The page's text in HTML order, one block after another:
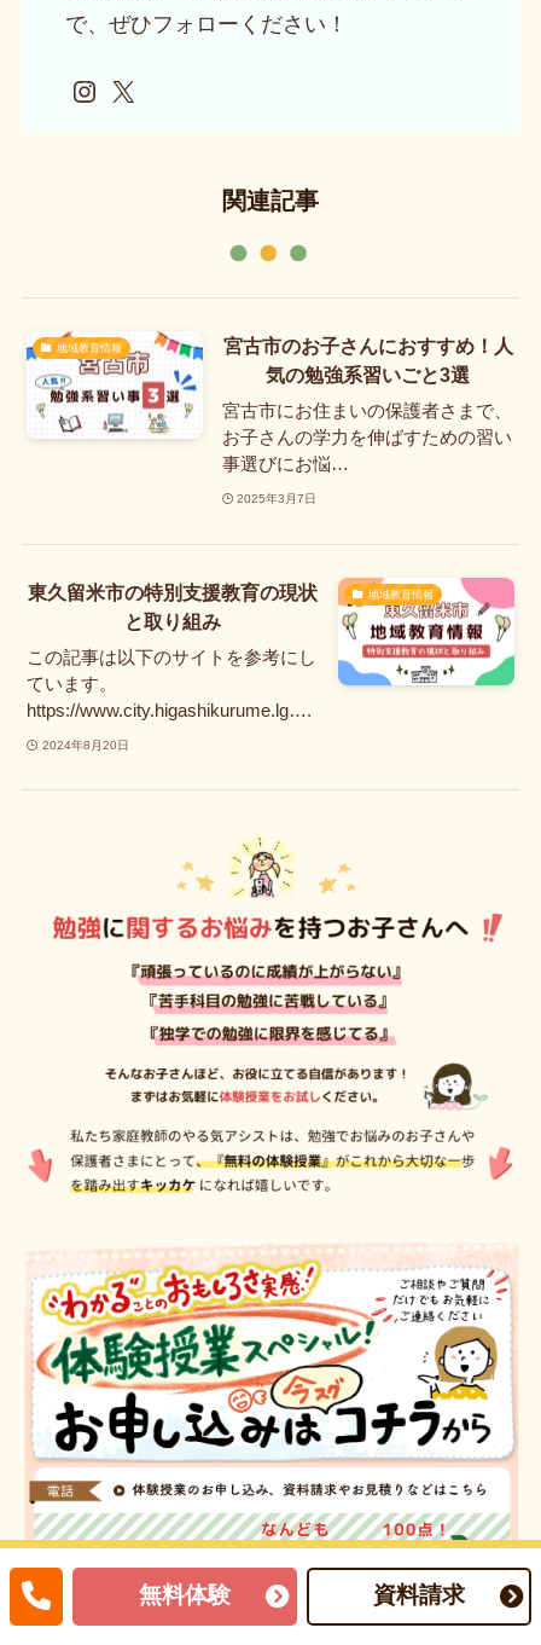
で、ぜひフォローください！
Instagram
X
関連記事
地域教育情報
宮古市のお子さんにおすすめ！人
気の勉強系習いごと3選
宮古市にお住まいの保護者さまで、
お子さんの学力を伸ばすための習い
事選びにお悩…
2025年3月7日
地域教育情報
東久留米市の特別支援教育の現状
と取り組み
この記事は以下のサイトを参考にし
ています。
https://www.city.higashikurume.lg….
2024年8月20日
無料体験 資料請求